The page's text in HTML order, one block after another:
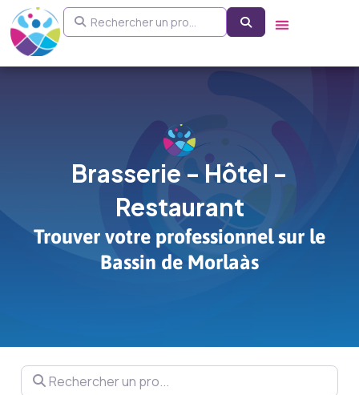
Aller
au
contenu
Rechercher un pro... Search
Brasserie - Hôtel -
Restaurant
Trouver votre professionnel sur le
Bassin de Morlaàs
Rechercher un pro...